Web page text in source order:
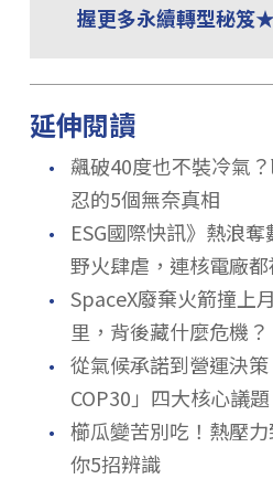
握更多永續轉型秘笈★
延伸閱讀
．
飆破40度也不裝冷氣
忍的5個無奈真相
．
ESG國際快訊》熱浪奪
野火肆虐，連核電廠
． SpaceX廢棄火箭撞上
里，背後藏什麼危機？
． 從氣候承諾到營運決
COP30」四大核心議題
． 櫛瓜變苦別吃！熱壓
你5招辨識